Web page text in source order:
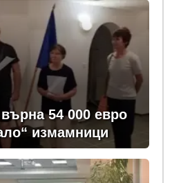
54 000 евро
измамници